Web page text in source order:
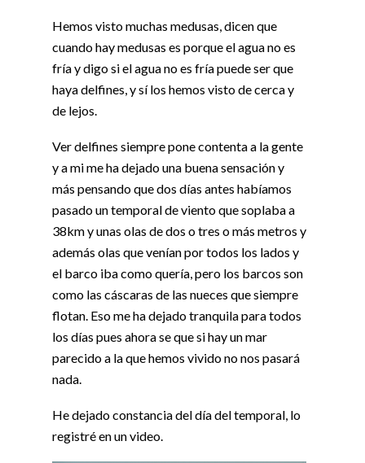
Hemos visto muchas medusas, dicen que
cuando hay medusas es porque el agua no es
fría y digo si el agua no es fría puede ser que
haya delfines, y sí los hemos visto de cerca y
de lejos.
Ver delfines siempre pone contenta a la gente
y a mi me ha dejado una buena sensación y
más pensando que dos días antes habíamos
pasado un temporal de viento que soplaba a
38km y unas olas de dos o tres o más metros y
además olas que venían por todos los lados y
el barco iba como quería, pero los barcos son
como las cáscaras de las nueces que siempre
flotan. Eso me ha dejado tranquila para todos
los días pues ahora se que si hay un mar
parecido a la que hemos vivido no nos pasará
nada.
He dejado constancia del día del temporal, lo
registré en un video.